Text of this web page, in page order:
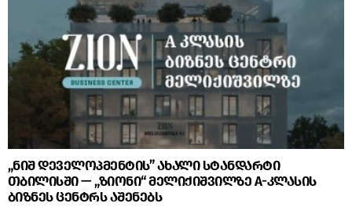
„ნიშ დეველოპმენტის” ახალი სტანდარტი
თბილისში — „ზიონი“ მელიქიშვილზე A-კლასის
ბიზნეს ცენტრს აშენებს